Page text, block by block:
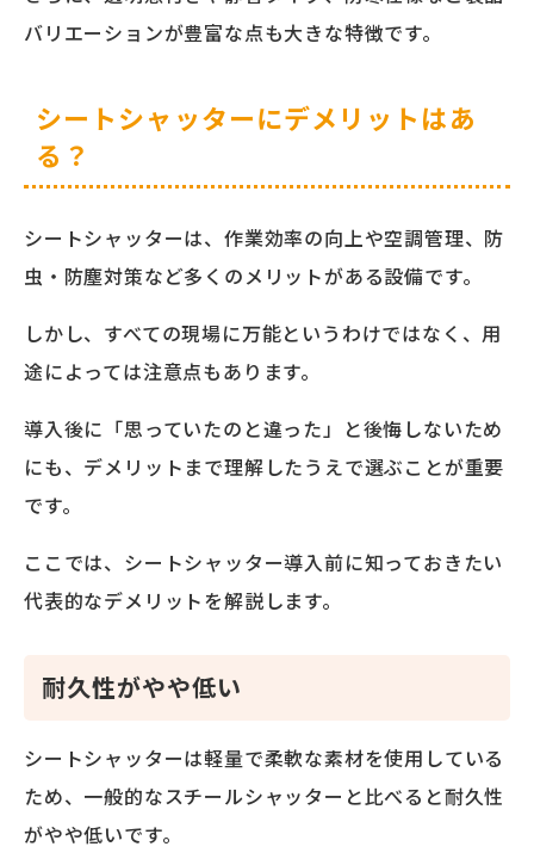
バリエーションが豊富な点も大きな特徴です。
シートシャッターにデメリットはあ
る？
シートシャッターは、作業効率の向上や空調管理、防
虫・防塵対策など多くのメリットがある設備です。
しかし、すべての現場に万能というわけではなく、用
途によっては注意点もあります。
導入後に「思っていたのと違った」と後悔しないため
にも、デメリットまで理解したうえで選ぶことが重要
です。
ここでは、シートシャッター導入前に知っておきたい
代表的なデメリットを解説します。
耐久性がやや低い
シートシャッターは軽量で柔軟な素材を使用している
ため、一般的なスチールシャッターと比べると耐久性
がやや低いです。